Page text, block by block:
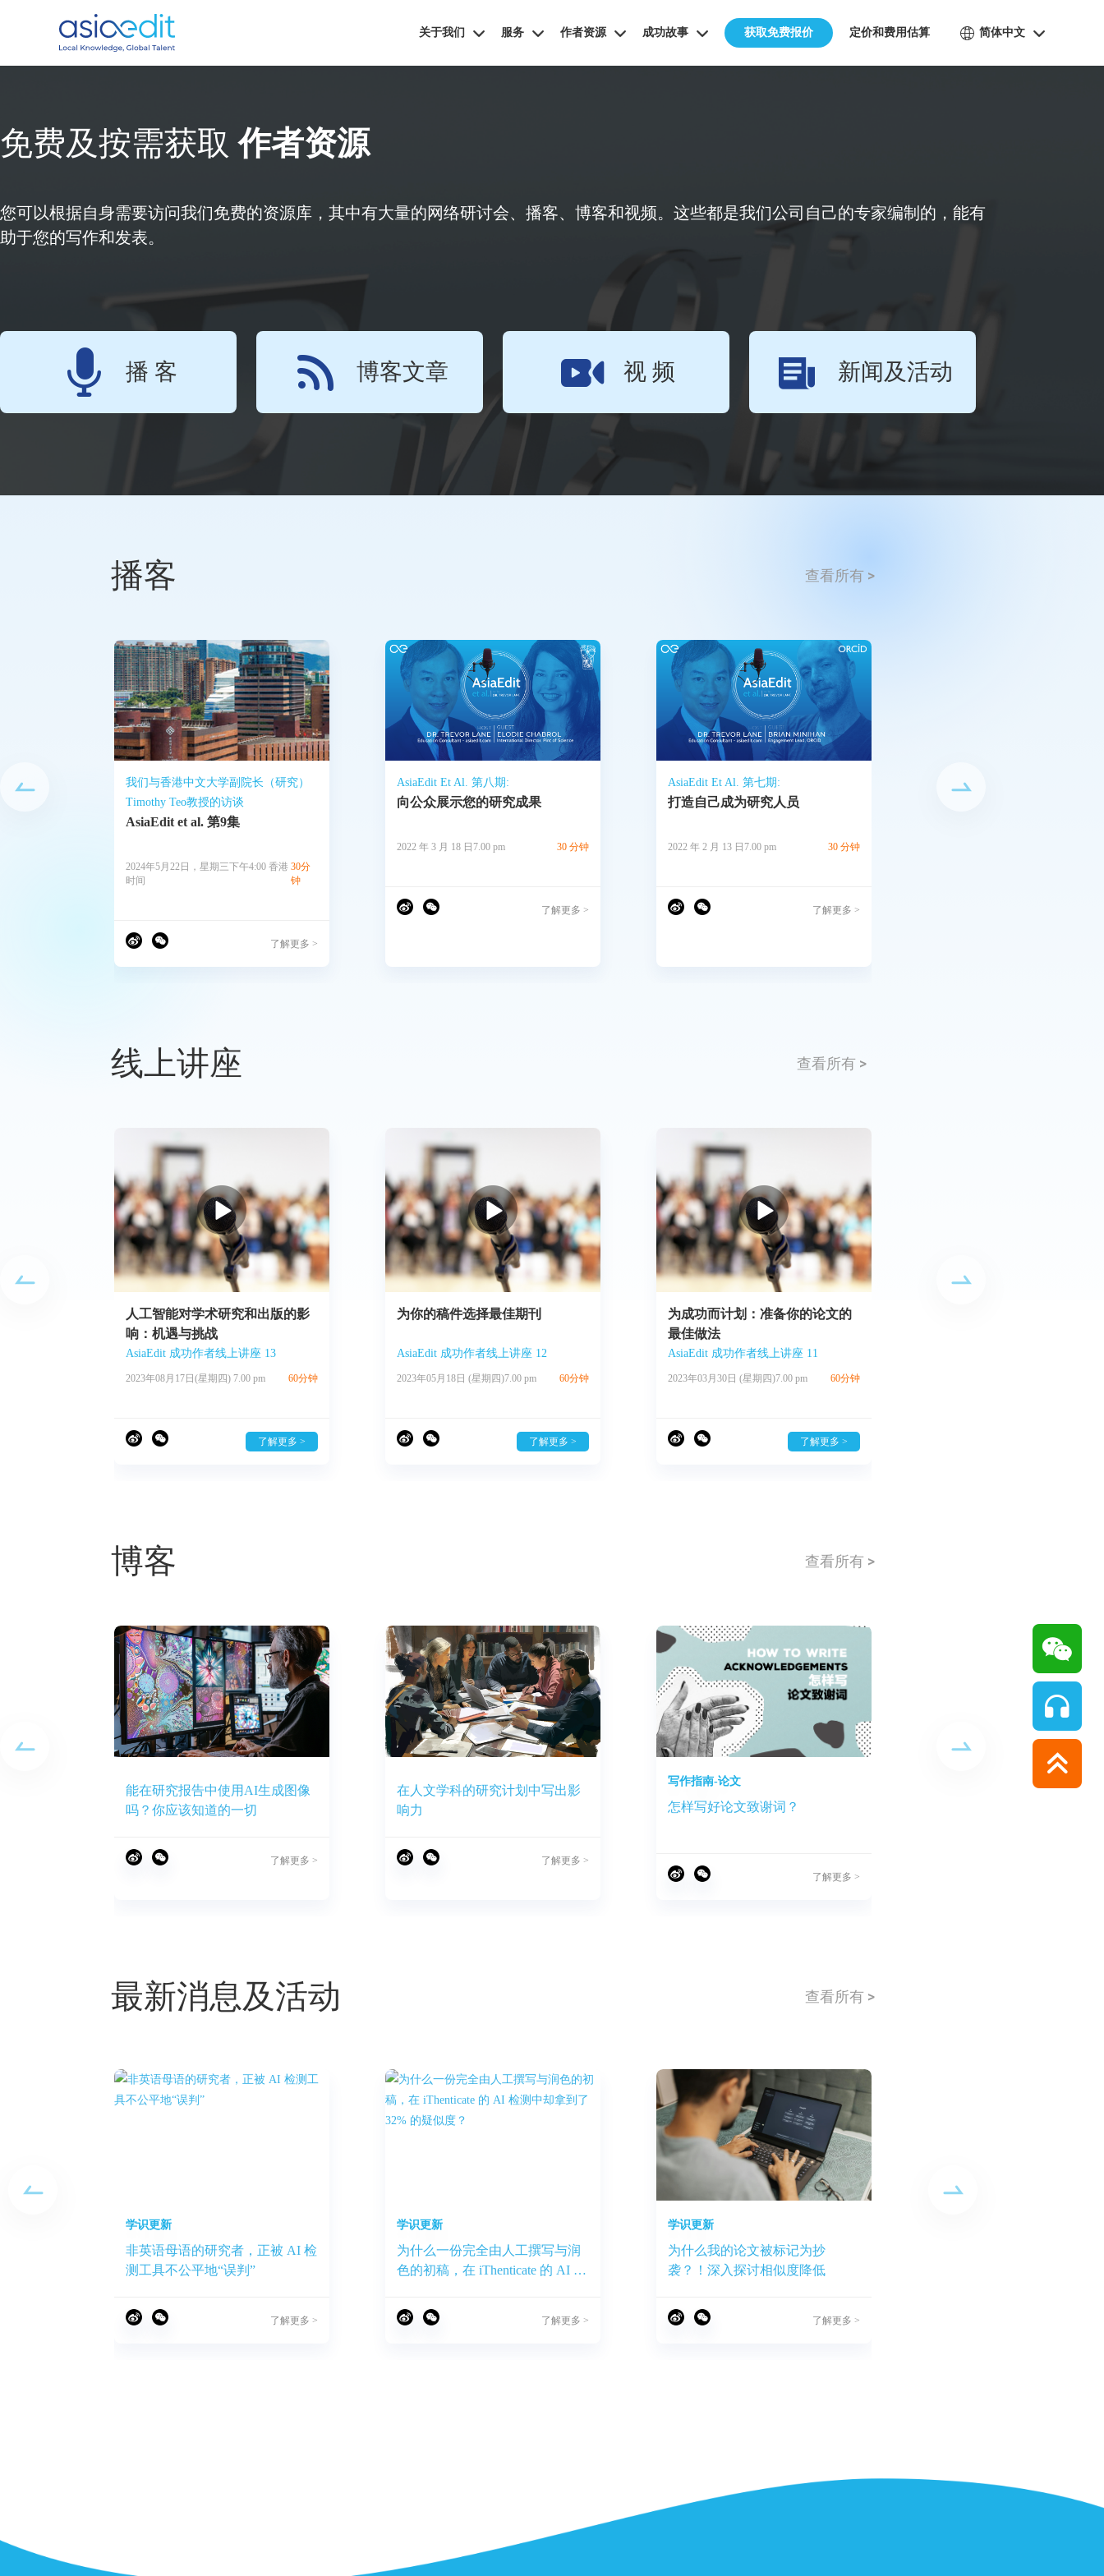
关于我们 服务 作者资源 成功故事 获取免费报价 定价和费用估算 简体中文
免费及按需获取作者资源
您可以根据自身需要访问我们免费的资源库，其中有大量的网络研讨会、播客、博客和视频。这些都是我们公司自己的专家编制的，能有
助于您的写作和发表。
播 客 博客文章 视 频 新闻及活动
播客 查看所有 >
我们与香港中文大学副院长（研究）
Timothy Teo教授的访谈
AsiaEdit et al. 第9集
2024年5月22日，星期三下午4:00 香港
时间
30分
钟
了解更多 >
AsiaEdit Et Al. 第八期:
向公众展示您的研究成果
2022 年 3 月 18 日7.00 pm 30 分钟
了解更多 >
AsiaEdit Et Al. 第七期:
打造自己成为研究人员
2022 年 2 月 13 日7.00 pm 30 分钟
了解更多 >
AsiaEdit Et Al. 第六期:
线上讲座 查看所有 >
人工智能对学术研究和出版的影
响：机遇与挑战
AsiaEdit 成功作者线上讲座 13
2023年08月17日(星期四) 7.00 pm 60分钟
了解更多 >
为你的稿件选择最佳期刊
AsiaEdit 成功作者线上讲座 12
2023年05月18日 (星期四)7.00 pm 60分钟
了解更多 >
为成功而计划：准备你的论文的
最佳做法
AsiaEdit 成功作者线上讲座 11
2023年03月30日 (星期四)7.00 pm 60分钟
了解更多 >
博客 查看所有 >
能在研究报告中使用AI生成图像
吗？你应该知道的一切
了解更多 >
在人文学科的研究计划中写出影
响力
了解更多 >
写作指南-论文
怎样写好论文致谢词？
了解更多 >
最新消息及活动 查看所有 >
学识更新
非英语母语的研究者，正被 AI 检
测工具不公平地“误判”
了解更多 >
学识更新
为什么一份完全由人工撰写与润
色的初稿，在 iThenticate 的 AI 检
了解更多 >
学识更新
为什么我的论文被标记为抄
袭？！深入探讨相似度降低
了解更多 >